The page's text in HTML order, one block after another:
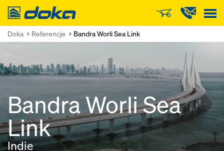
Doka
Doka Referencje Bandra Worli Sea Link
Bandra Worli Sea
Link
Indie